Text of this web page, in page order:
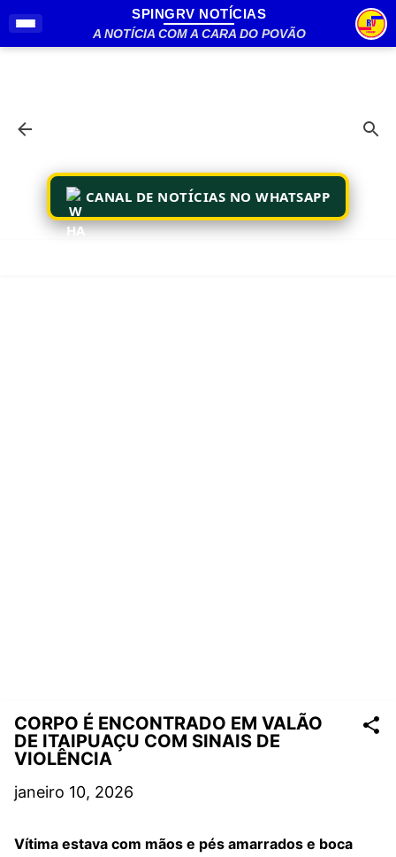
Pular para o conteúdo principal
SPINGRV NOTÍCIAS
A NOTÍCIA COM A CARA DO POVÃO
CANAL DE NOTÍCIAS NO WHATSAPP
CORPO É ENCONTRADO EM VALÃO
DE ITAIPUAÇU COM SINAIS DE
VIOLÊNCIA
janeiro 10, 2026
Vítima estava com mãos e pés amarrados e boca